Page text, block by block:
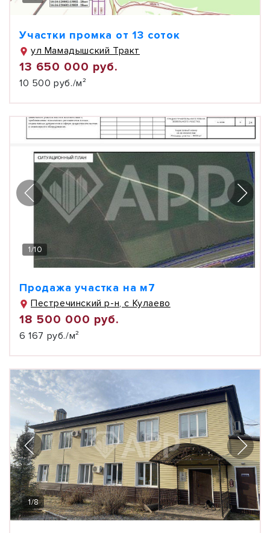
Участки промка от 13 соток
ул Мамадышский Тракт
13 650 000 руб.
10 500 руб./м²
1/10
Продажа участка на м7
Пестречинский р-н, с Кулаево
18 500 000 руб.
6 167 руб./м²
1/8